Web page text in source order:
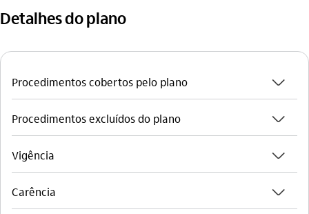
Detalhes do plano
Procedimentos cobertos pelo plano seta_baixo
Procedimentos excluídos do plano seta_baixo
Vigência seta_baixo
Carência seta_baixo